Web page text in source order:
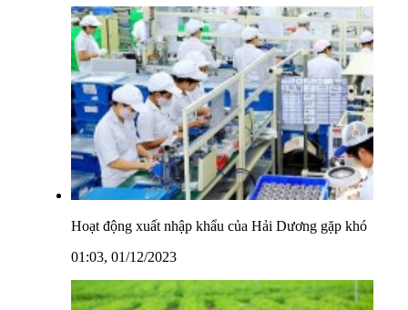
Hoạt động xuất nhập khẩu của Hải Dương gặp khó
01:03, 01/12/2023